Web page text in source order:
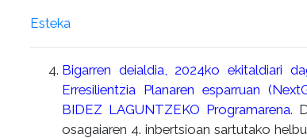
Esteka
Bigarren deialdia, 2024ko ekitaldiari
Erresilientzia Planaren esparruan
BIDEZ LAGUNTZEKO Programarena.
osagaiaren 4. inbertsioan sartutako